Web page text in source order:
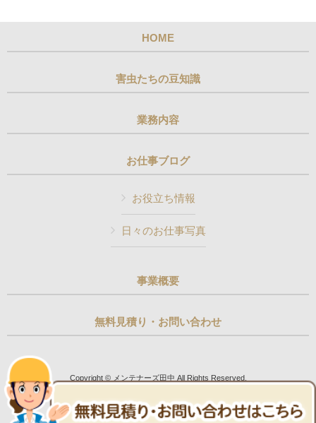
HOME
害虫たちの豆知識
業務内容
お仕事ブログ
お役立ち情報
日々のお仕事写真
事業概要
無料見積り・お問い合わせ
Copyright © メンテナーズ田中 All Rights Reserved.